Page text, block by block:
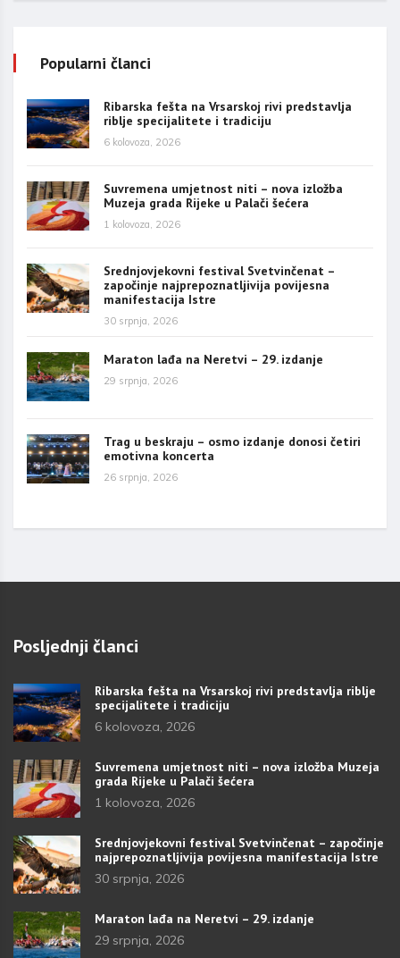
Popularni članci
Ribarska fešta na Vrsarskoj rivi predstavlja
riblje specijalitete i tradiciju
6 kolovoza, 2026
Suvremena umjetnost niti – nova izložba
Muzeja grada Rijeke u Palači šećera
1 kolovoza, 2026
Srednjovjekovni festival Svetvinčenat –
započinje najprepoznatljivija povijesna
manifestacija Istre
30 srpnja, 2026
Maraton lađa na Neretvi – 29. izdanje
29 srpnja, 2026
Trag u beskraju – osmo izdanje donosi četiri
emotivna koncerta
26 srpnja, 2026
Posljednji članci
Ribarska fešta na Vrsarskoj rivi predstavlja riblje
specijalitete i tradiciju
6 kolovoza, 2026
Suvremena umjetnost niti – nova izložba Muzeja
grada Rijeke u Palači šećera
1 kolovoza, 2026
Srednjovjekovni festival Svetvinčenat – započinje
najprepoznatljivija povijesna manifestacija Istre
30 srpnja, 2026
Maraton lađa na Neretvi – 29. izdanje
29 srpnja, 2026